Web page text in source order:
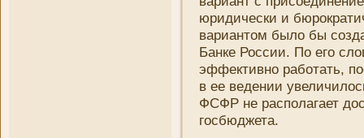
юридически и
вариантом было бы
Банке России. По его
эффективно работать,
в ее ведени­и
ФСФР не располагает
госбюджета.